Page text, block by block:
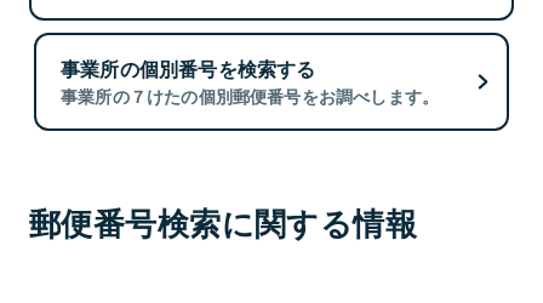
事業所の個別番号を検索する
事業所の７けたの個別郵便番号をお調べします。
郵便番号検索に関する情報